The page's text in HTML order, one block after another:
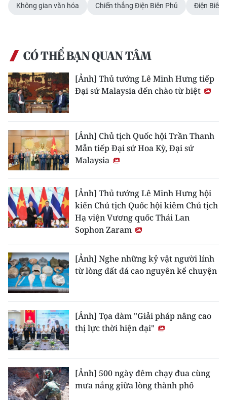
Không gian văn hóa Chiến thắng Điện Biên Phủ Điện Biên
CÓ THỂ BẠN QUAN TÂM
[Ảnh] Thủ tướng Lê Minh Hưng tiếp
Đại sứ Malaysia đến chào từ biệt
[Ảnh] Chủ tịch Quốc hội Trần Thanh
Mẫn tiếp Đại sứ Hoa Kỳ, Đại sứ
Malaysia
[Ảnh] Thủ tướng Lê Minh Hưng hội
kiến Chủ tịch Quốc hội kiêm Chủ tịch
Hạ viện Vương quốc Thái Lan
Sophon Zaram
[Ảnh] Nghe những kỷ vật người lính
từ lòng đất đá cao nguyên kể chuyện
[Ảnh] Tọa đàm "Giải pháp nâng cao
thị lực thời hiện đại"
[Ảnh] 500 ngày đêm chạy đua cùng
mưa nắng giữa lòng thành phố